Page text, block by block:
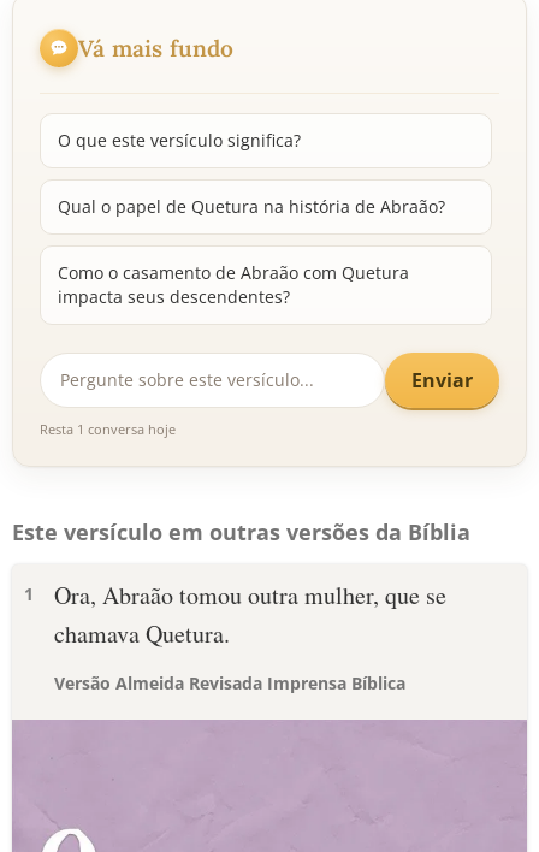
Vá mais fundo
O que este versículo significa?
Qual o papel de Quetura na história de Abraão?
Como o casamento de Abraão com Quetura
impacta seus descendentes?
Enviar
Resta 1 conversa hoje
Este versículo em outras versões da Bíblia
1
Ora, Abraão tomou outra mulher, que se
chamava Quetura.
Versão Almeida Revisada Imprensa Bíblica